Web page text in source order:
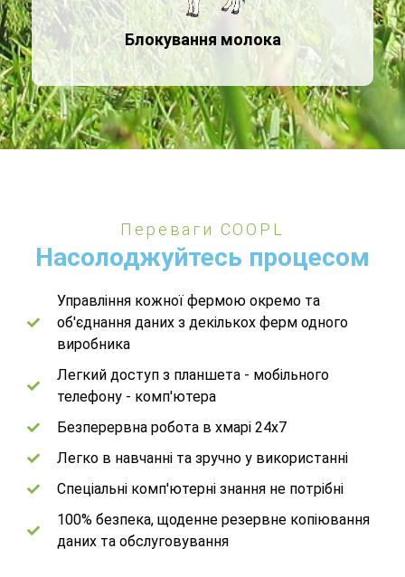
Блокування молока
Переваги COOPL
Насолоджуйтесь процесом
Управління кожної фермою окремо та
об'єднання даних з декількох ферм одного
виробника
Легкий доступ з планшета - мобільного
телефону - комп'ютера
Безперервна робота в хмарі 24x7
Легко в навчанні та зручно у використанні
Спеціальні комп'ютерні знання не потрібні
100% безпека, щоденне резервне копіювання
даних та обслуговування